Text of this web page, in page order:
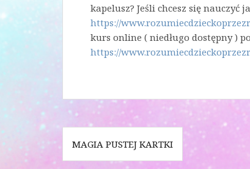
kapelusz? Jeśli chcesz się
https://
kurs online ( niedługo dostępny )
https://
Bericht
navigatie
MAGIA PUSTEJ KARTKI